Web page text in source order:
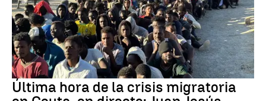
Última hora de la crisis migratoria